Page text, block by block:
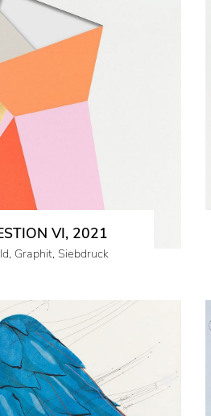
VI, 2021
Graphit, Siebdruck